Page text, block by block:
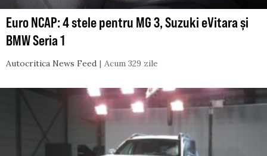
Euro NCAP: 4 stele pentru MG 3, Suzuki eVitara și
BMW Seria 1
Autocritica News Feed Acum 329 zile